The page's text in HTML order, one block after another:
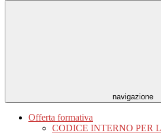
navigazione
Offerta formativa
CODICE INTERNO PER